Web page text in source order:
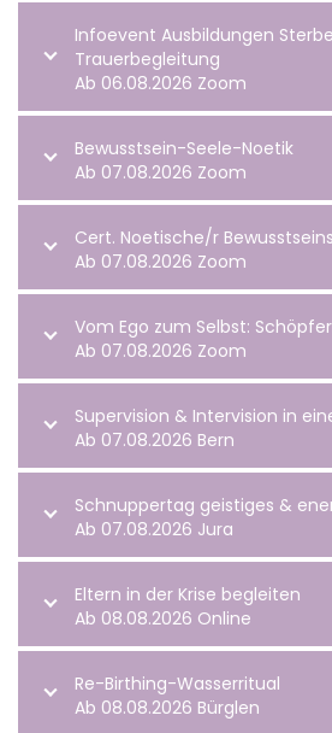
Infoevent Ausbildungen
Trauerbegleitung
Ab 06.08.2026 Zoom
Bewusstsein-Seele-Noetik
Ab 07.08.2026 Zoom
Cert. Noetische/r
Ab 07.08.2026 Zoom
Vom Ego zum Selbst:
Ab 07.08.2026 Zoom
Supervision & Intervision in
Ab 07.08.2026 Bern
Schnuppertag geistiges &
Ab 07.08.2026 Jura
Eltern in der Krise begleiten
Ab 08.08.2026 Online
Re-Birthing-Wasserritual
Ab 08.08.2026 Bürglen